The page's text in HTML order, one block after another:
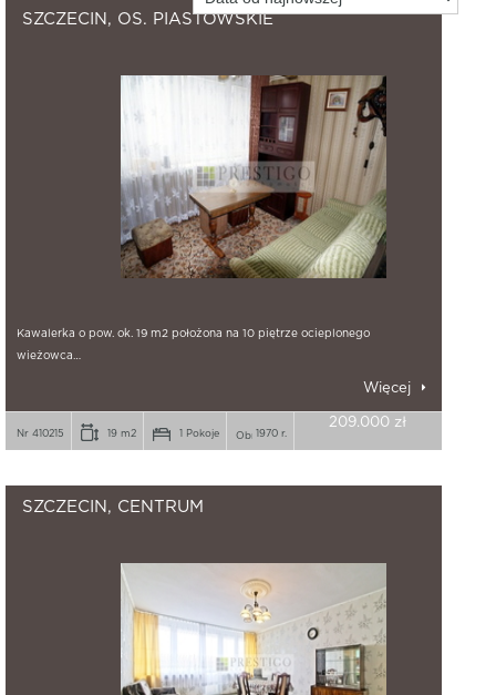
SZCZECIN, OS. PIASTOWSKIE
Kawalerka o pow. ok. 19 m2 położona na 10 piętrze ocieplonego
wieżowca…
Więcej
Nr 410215 19 m2 1 Pokoje 1970 r.
209.000 zł
SZCZECIN, CENTRUM